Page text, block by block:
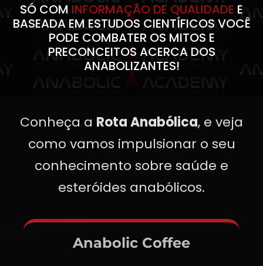
SÓ COM INFORMAÇÃO DE QUALIDADE E
BASEADA EM ESTUDOS CIENTÍFICOS VOCÊ
PODE COMBATER OS MITOS E
PRECONCEITOS ACERCA DOS
ANABOLIZANTES!
Conheça a Rota Anabólica, e veja
como vamos impulsionar o seu
conhecimento sobre saúde e
esteróides anabólicos.
Anabolic Coffee